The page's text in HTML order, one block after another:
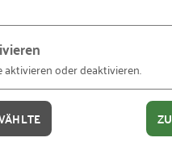
Hinblick auf
aktivieren oder deaktivieren.